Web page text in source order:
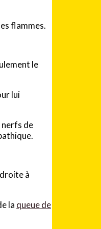
flammes.
le
lui
nerfs de
à
la queue de